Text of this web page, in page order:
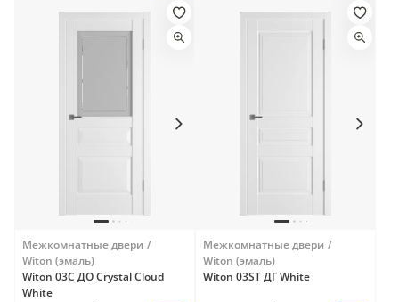
Межкомнатные двери
Witon (эмаль)
Witon 03C ДО Crystal Cloud
White
Межкомнатные двери
Witon (эмаль)
Witon 03ST ДГ White